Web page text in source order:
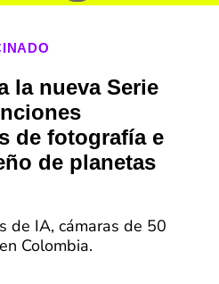
la nueva Serie
de fotografía e
de planetas
de IA, cámaras de 50
Colombia.